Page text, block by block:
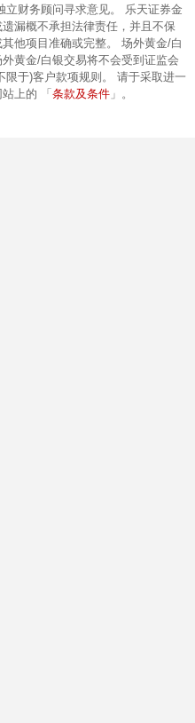
财务顾问寻求意见。 乐天证券金
漏概不承担法律责任，并且不保
他项目准确或完整。 场外黄金/白
黄金/白银交易将不会受到证监会
限于)客户款项规则。 请于采取进一
上的 「 条款及条件 」。